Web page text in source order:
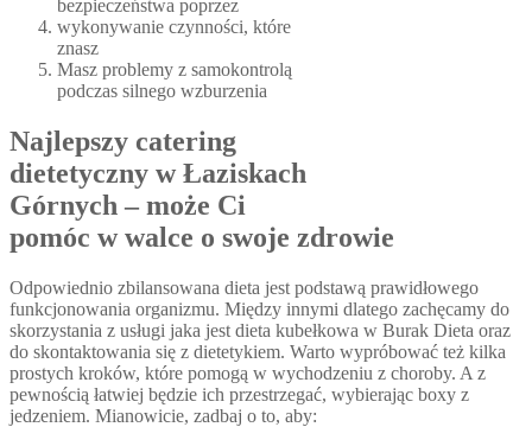
bezpieczeństwa poprzez
wykonywanie czynności, które
znasz
Masz problemy z samokontrolą
podczas silnego wzburzenia
Najlepszy catering
dietetyczny w Łaziskach
Górnych – może Ci
pomóc w walce o swoje zdrowie
Odpowiednio zbilansowana dieta jest podstawą prawidłowego
funkcjonowania organizmu. Między innymi dlatego zachęcamy do
skorzystania z usługi jaka jest dieta kubełkowa w Burak Dieta oraz
do skontaktowania się z dietetykiem. Warto wypróbować też kilka
prostych kroków, które pomogą w wychodzeniu z choroby. A z
pewnością łatwiej będzie ich przestrzegać, wybierając boxy z
jedzeniem. Mianowicie, zadbaj o to, aby: